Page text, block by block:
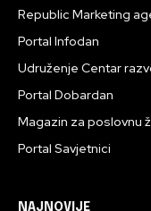
Republic Marketing
Portal Infodan
Udruženje Centar
Portal Dobardan
Magazin za poslovnu
Portal Savjetnici
NAJNOVIJE